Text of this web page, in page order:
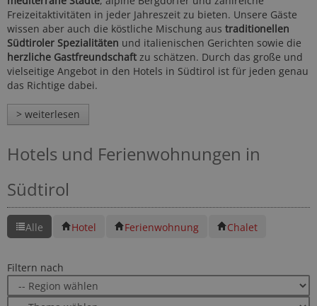
Freizeitaktivitäten in jeder Jahreszeit zu bieten. Unsere Gäste
wissen aber auch die köstliche Mischung aus traditionellen
Südtiroler Spezialitäten und italienischen Gerichten sowie die
herzliche Gastfreundschaft zu schätzen. Durch das große und
vielseitige Angebot in den Hotels in Südtirol ist für jeden genau
das Richtige dabei.
> weiterlesen
Hotels und Ferienwohnungen in
Südtirol
Alle Hotel Ferienwohnung Chalet
Filtern nach